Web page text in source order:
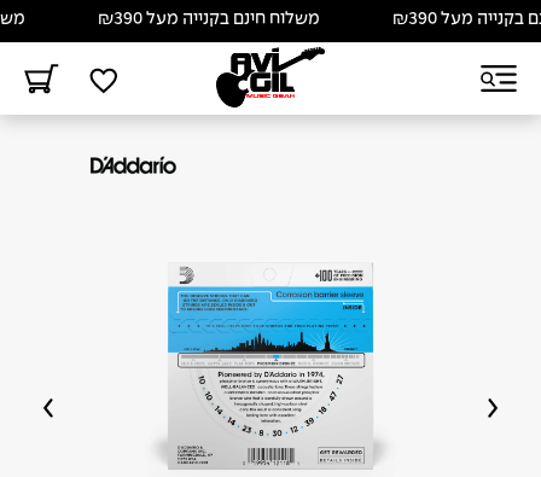
מעל ₪390 משלוח חינם בקנייה מעל ₪390